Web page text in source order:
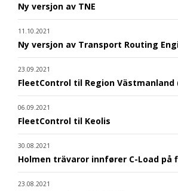
Ny versjon av TNE
11.10.2021
Ny versjon av Transport Routing
23.09.2021
FleetControl til Region Västmanland
06.09.2021
FleetControl til Keolis
30.08.2021
Holmen trävaror innfører C-Load på
23.08.2021